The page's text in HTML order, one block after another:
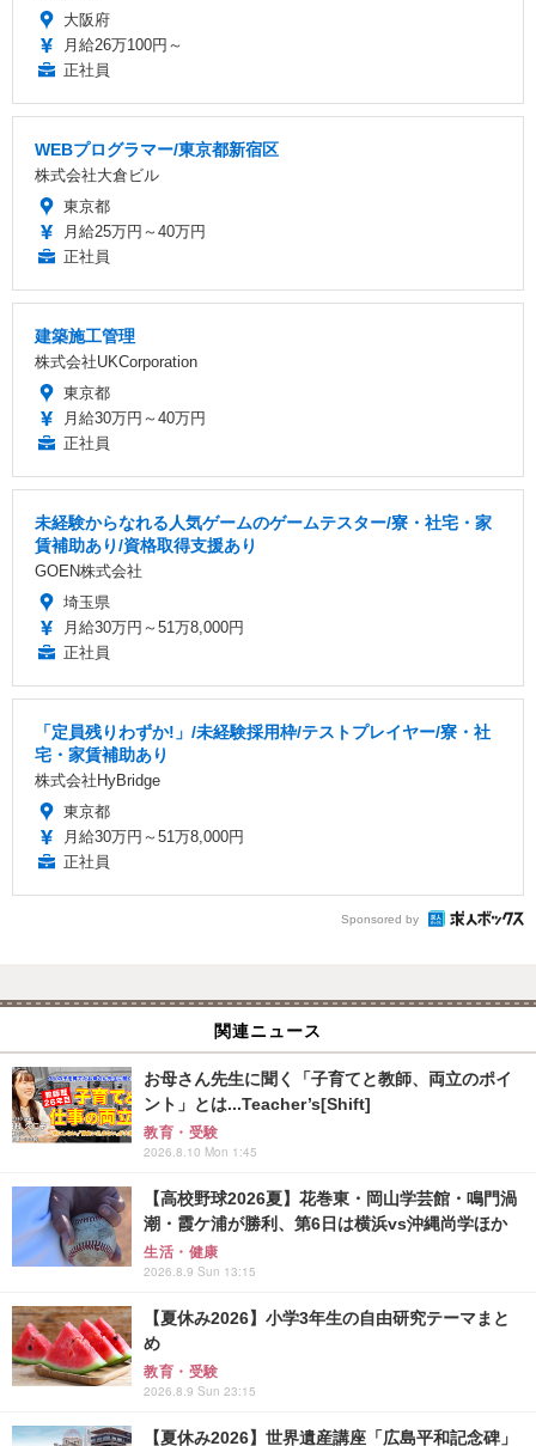
大阪府
月給26万100円～
正社員
WEBプログラマー/東京都新宿区
株式会社大倉ビル
東京都
月給25万円～40万円
正社員
建築施工管理
株式会社UKCorporation
東京都
月給30万円～40万円
正社員
未経験からなれる人気ゲームのゲームテスター/寮・社宅・家
賃補助あり/資格取得支援あり
GOEN株式会社
埼玉県
月給30万円～51万8,000円
正社員
「定員残りわずか!」/未経験採用枠/テストプレイヤー/寮・社
宅・家賃補助あり
株式会社HyBridge
東京都
月給30万円～51万8,000円
正社員
Sponsored by
関連ニュース
お母さん先生に聞く「子育てと教師、両立のポイ
ント」とは...Teacher’s[Shift]
教育・受験
2026.8.10 Mon 1:45
【高校野球2026夏】花巻東・岡山学芸館・鳴門渦
潮・霞ケ浦が勝利、第6日は横浜vs沖縄尚学ほか
生活・健康
2026.8.9 Sun 13:15
【夏休み2026】小学3年生の自由研究テーマまと
め
教育・受験
2026.8.9 Sun 23:15
【夏休み2026】世界遺産講座「広島平和記念碑」